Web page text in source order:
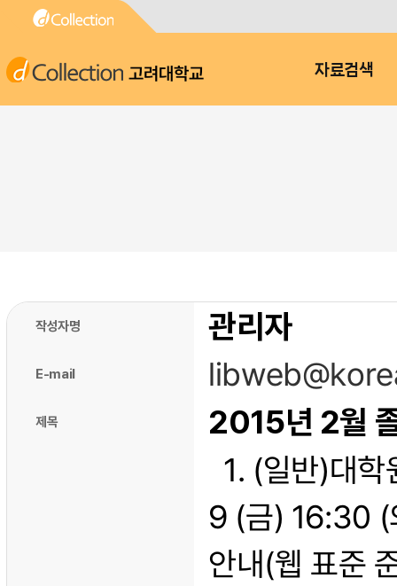
고려대학교 자료검색
작성자명 관리자
E-mail
제목 2015년 2월
1. (일반)대
9 (금) 16:30 (
안내(웹 표준